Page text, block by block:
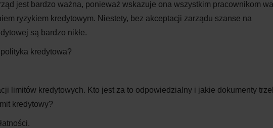
jest bardzo ważna, ponieważ wskazuje ona wszystkim pracownikom
ryzykiem kredytowym. Niestety, bez akceptacji zarządu szanse na
są bardzo nikłe.
kredytowa?
limitów kredytowych. Kto jest za to odpowiedzialny i jakie dokumenty
kredytowy?